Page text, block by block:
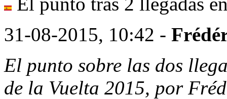
31-08-2015, 10:42 -
El punto sobre las dos
de la Vuelta 2015, por